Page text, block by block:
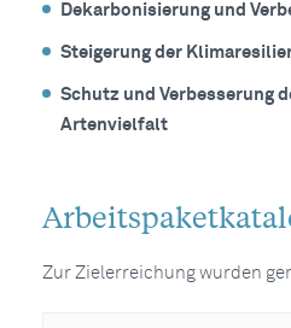
Dekarbonisierung und
Steigerung der
Schutz und Verbesserung
Artenvielfalt
Zur Zielerreichung wurden